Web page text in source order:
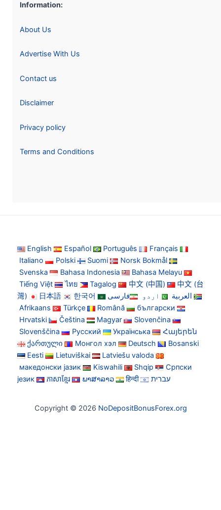
Information:
About Us
Advertise With Us
Contact us
Disclaimer
Privacy policy
Terms and Conditions
English Español Português
Français
Italiano
Polski Suomi
Norsk Bokmål
Svenska
Bahasa Indonesia
Bahasa Melayu
Tiếng Việt
ไทย Tagalog 中文 (中国)
中文 (台
灣)
日本語 한국어 العربية اردو
فارسی
Afrikaans
Türkçe Română
български
Hrvatski
Čeština Magyar
Slovenčina
Slovenščina
Русский Українська
Հայերեն
ქართული
Монгол хэл Deutsch
Bosanski
Eesti
Lietuviškai
Latviešu valoda
македонски јазик
Kiswahili Shqip
Српски
језик
ភាសាខ្មែរ ພາສາລາວ हिन्दी עברית
Copyright © 2026 NoDepositBonusForex.org